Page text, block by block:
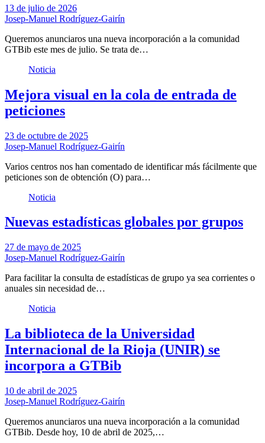
13 de julio de 2026
Josep-Manuel Rodríguez-Gairín
Queremos anunciaros una nueva incorporación a la comunidad
GTBib este mes de julio. Se trata de…
Noticia
Mejora visual en la cola de entrada de
peticiones
23 de octubre de 2025
Josep-Manuel Rodríguez-Gairín
Varios centros nos han comentado de identificar más fácilmente que
peticiones son de obtención (O) para…
Noticia
Nuevas estadísticas globales por grupos
27 de mayo de 2025
Josep-Manuel Rodríguez-Gairín
Para facilitar la consulta de estadísticas de grupo ya sea corrientes o
anuales sin necesidad de…
Noticia
La biblioteca de la Universidad
Internacional de la Rioja (UNIR) se
incorpora a GTBib
10 de abril de 2025
Josep-Manuel Rodríguez-Gairín
Queremos anunciaros una nueva incorporación a la comunidad
GTBib. Desde hoy, 10 de abril de 2025,…